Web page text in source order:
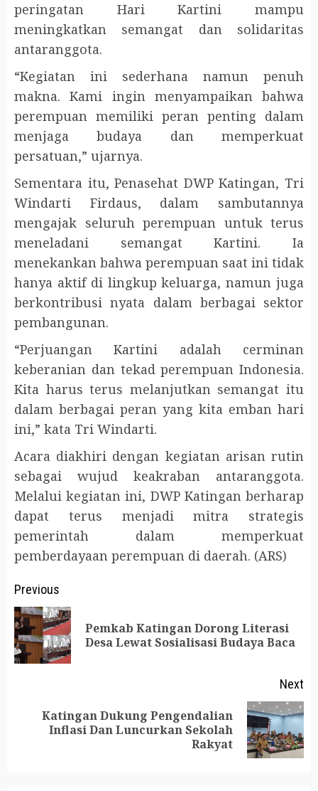
peringatan Hari Kartini mampu
meningkatkan semangat dan solidaritas
antaranggota.
“Kegiatan ini sederhana namun penuh
makna. Kami ingin menyampaikan bahwa
perempuan memiliki peran penting dalam
menjaga budaya dan memperkuat
persatuan,” ujarnya.
Sementara itu, Penasehat DWP Katingan, Tri
Windarti Firdaus, dalam sambutannya
mengajak seluruh perempuan untuk terus
meneladani semangat Kartini. Ia
menekankan bahwa perempuan saat ini tidak
hanya aktif di lingkup keluarga, namun juga
berkontribusi nyata dalam berbagai sektor
pembangunan.
“Perjuangan Kartini adalah cerminan
keberanian dan tekad perempuan Indonesia.
Kita harus terus melanjutkan semangat itu
dalam berbagai peran yang kita emban hari
ini,” kata Tri Windarti.
Acara diakhiri dengan kegiatan arisan rutin
sebagai wujud keakraban antaranggota.
Melalui kegiatan ini, DWP Katingan berharap
dapat terus menjadi mitra strategis
pemerintah dalam memperkuat
pemberdayaan perempuan di daerah. (ARS)
Post
navigation
Previous
Pemkab Katingan Dorong Literasi
Desa Lewat Sosialisasi Budaya Baca
Next
Katingan Dukung Pengendalian
Inflasi Dan Luncurkan Sekolah
Rakyat